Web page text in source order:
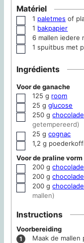
Matériel
▢
1 paletmes of
▢
1 bakpapier
▢
6 mallen iedere
▢
1 spuitbus met
Ingrédients
Voor de ganache
▢
125 g room
▢
25 g glucose
▢
250 g chocolade
getempereerd)
▢
25 g cognac
▢
1,2 g
Voor de praline vorm
▢
200 g chocolade
▢
200 g chocolade
▢
200 g chocolade
mallen)
Instructions
Voorbereiding
Maak de mallen